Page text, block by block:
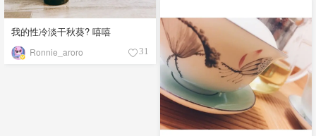
我的性冷淡干秋葵? 嘻嘻
Ronnie_aroro 31